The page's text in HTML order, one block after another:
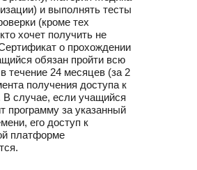
и выполнять тесты
(кроме тех
хочет получить не
о прохождении
обязан пройти всю
течение 24 месяцев (за 2
получения доступа к
В случае, если учащийся
программу за указанный
его доступ к
платформе